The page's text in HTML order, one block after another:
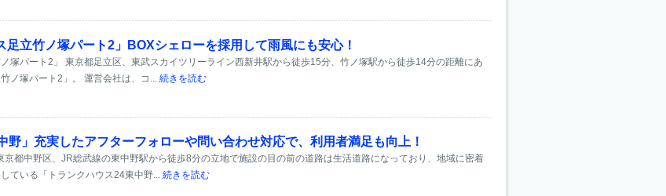
足立竹ノ塚パート2」BOXシェローを採用して雨風にも安心！
ノ塚パート2」 東京都足立区、東武スカイツリーライン西新井駅から徒歩15分、竹ノ塚駅から徒歩14分の距離にあ
ノ塚パート2」。 運営会社は、コ...
続きを読む
野」充実したアフターフォローや問い合わせ対応で、利用者満足も向上！
京都中野区、JR総武線の東中野駅から徒歩8分の立地で施設の目の前の道路は生活道路になっており、地域に密着
ている「トランクハウス24東中野...
続きを読む